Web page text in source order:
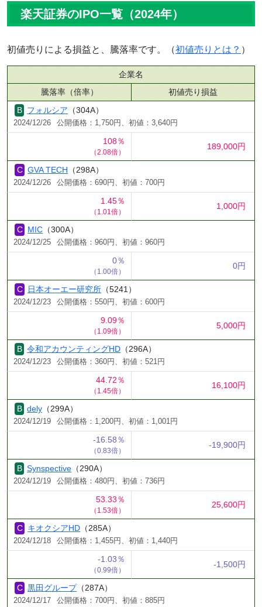
楽天証券のIPO一覧（2024年）
初値売りによる損益と、騰落率です。（初値売りとは？ ）
企業名
騰落率（倍率）
初値売り損益
フォルシア （304A）
2024/12/26 公開価格：1,750円、初値：3,640円
108％
（2.08倍）
189,000円
GVA TECH （298A）
2024/12/26 公開価格：690円、初値：700円
1.45％
（1.01倍）
1,000円
MIC （300A）
2024/12/25 公開価格：960円、初値：960円
0％
（1.00倍）
0円
日本オーエー研究所 （5241）
2024/12/23 公開価格：550円、初値：600円
9.09％
（1.09倍）
5,000円
令和アカウンティングHD （296A）
2024/12/23 公開価格：360円、初値：521円
44.72％
（1.45倍）
16,100円
dely （299A）
2024/12/19 公開価格：1,200円、初値：1,001円
-16.58％
（0.83倍）
-19,900円
Synspective （290A）
2024/12/19 公開価格：480円、初値：736円
53.33％
（1.53倍）
25,600円
キオクシアHD （285A）
2024/12/18 公開価格：1,455円、初値：1,440円
-1.03％
（0.99倍）
-1,500円
黒田グループ（287A）
2024/12/17 公開価格：700円、初値：885円